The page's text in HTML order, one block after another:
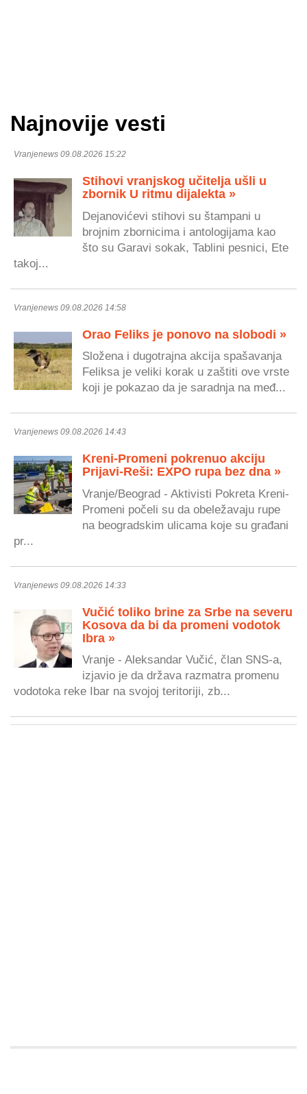
Najnovije vesti
Vranjenews 09.08.2026 15:22
Stihovi vranjskog učitelja ušli u
zbornik U ritmu dijalekta »
Dejanovićevi stihovi su štampani u
brojnim zbornicima i antologijama kao
što su Garavi sokak, Tablini pesnici, Ete
takoj...
Vranjenews 09.08.2026 14:58
Orao Feliks je ponovo na slobodi »
Složena i dugotrajna akcija spašavanja
Feliksa je veliki korak u zaštiti ove vrste
koji je pokazao da je saradnja na međ...
Vranjenews 09.08.2026 14:43
Kreni-Promeni pokrenuo akciju
Prijavi-Reši: EXPO rupa bez dna »
Vranje/Beograd - Aktivisti Pokreta Kreni-
Promeni počeli su da obeležavaju rupe
na beogradskim ulicama koje su građani
pr...
Vranjenews 09.08.2026 14:33
Vučić toliko brine za Srbe na severu
Kosova da bi da promeni vodotok
Ibra »
Vranje - Aleksandar Vučić, član SNS-a,
izjavio je da država razmatra promenu
vodotoka reke Ibar na svojoj teritoriji, zb...